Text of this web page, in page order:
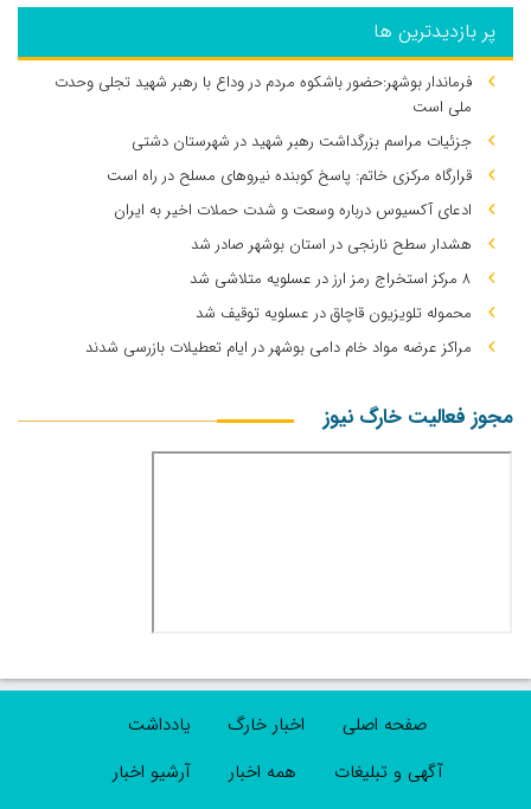
پر بازدیدترین ها
فرماندار بوشهر:حضور باشکوه مردم در وداع با رهبر شهید تجلی وحدت
ملی است
جزئیات مراسم بزرگداشت رهبر شهید در شهرستان دشتی
قرارگاه مرکزی خاتم: پاسخ کوبنده نیروهای مسلح در راه است
ادعای آکسیوس درباره وسعت و شدت حملات اخیر به ایران
هشدار سطح نارنجی در استان بوشهر صادر شد
۸ مرکز استخراج رمز ارز در عسلویه متلاشی شد
محموله تلویزیون قاچاق در عسلویه توقیف شد
مراکز عرضه مواد خام دامی بوشهر در ایام تعطیلات بازرسی شدند
مجوز فعالیت خارگ نیوز
صفحه اصلی اخبار خارگ
یادداشت
آگهی و تبلیغات
همه اخبار
آرشیو اخبار